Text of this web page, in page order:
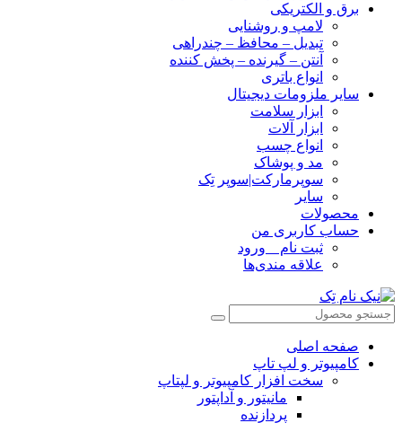
برق و الکتریکی
لامپ و روشنایی
تبدیل – محافظ – چندراهی
آنتن – گیرنده – پخش کننده
انواع باتری
سایر ملزومات دیجیتال
ابزار سلامت
ابزار آلات
انواع چسب
مد و پوشاک
سوپرمارکت|سوپر تِک
سایر
محصولات
حساب کاربری من
ثبت نام _ ورود
علاقه مندی‌ها
صفحه اصلی
کامپیوتر و‌‌‌‌‌ لپ تاپ
سخت افزار کامپیوتر و لپتاپ
مانیتور و آداپتور
پردازنده